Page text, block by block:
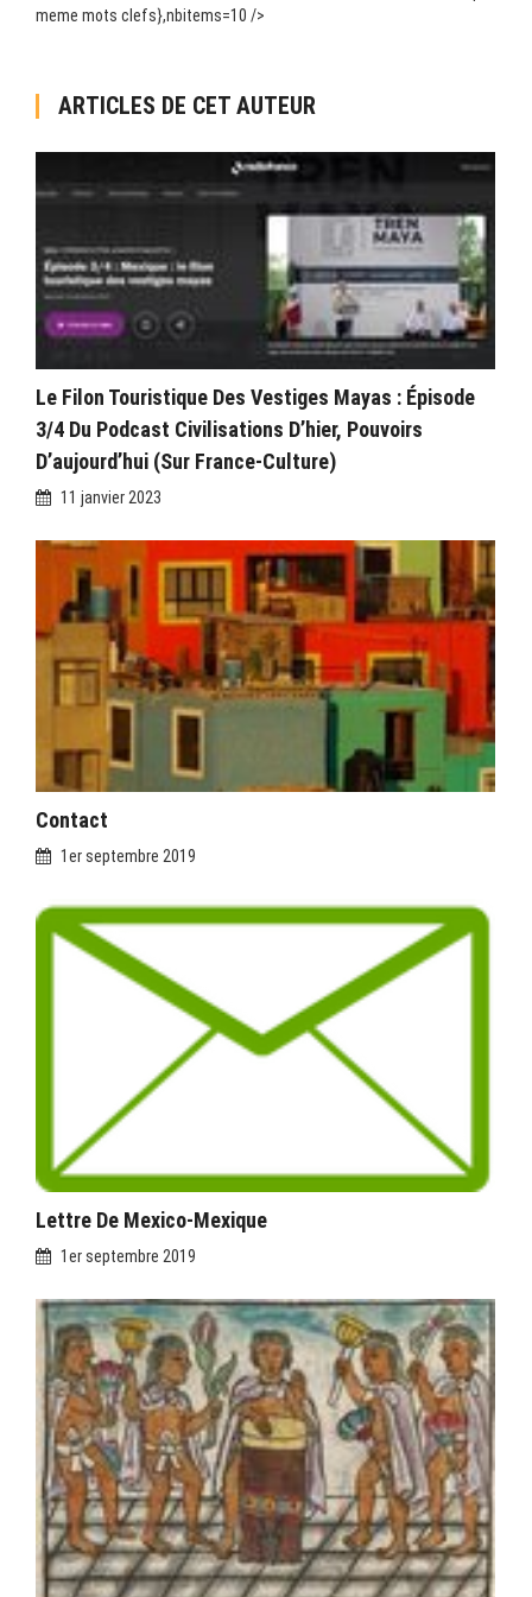
meme mots clefs},nbitems=10 />
ARTICLES DE CET AUTEUR
Le Filon Touristique Des Vestiges Mayas : Épisode
3/4 Du Podcast Civilisations D’hier, Pouvoirs
D’aujourd’hui (sur France-Culture)
11 janvier 2023
Contact
1er septembre 2019
Lettre De Mexico-Mexique
1er septembre 2019